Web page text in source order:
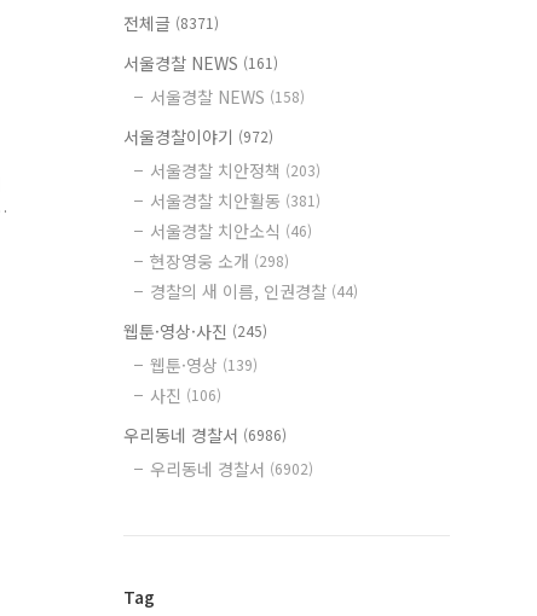
전체글 (8371)
서울경찰 NEWS (161)
서울경찰 NEWS (158)
서울경찰이야기 (972)
서울경찰 치안정책 (203)
서울경찰 치안활동 (381)
서울경찰 치안소식 (46)
현장영웅 소개 (298)
경찰의 새 이름, 인권경찰 (44)
웹툰·영상·사진 (245)
웹툰·영상 (139)
사진 (106)
우리동네 경찰서 (6986)
우리동네 경찰서 (6902)
Tag